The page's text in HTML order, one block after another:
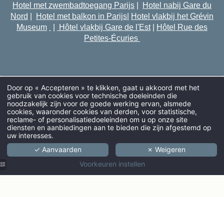
Hotel met zwembadtoegang Parijs
Hotel nabij Gare du
Nord
Hotel met balkon in Parijs Hotel vlakbij het Grévin
Museum
Hôtel vlakbij Gare de l'Est|
Hôtel Rue des
Petites-Écuries
AANKOMST
VOLWASSENEN
Door op « Accepteren » te klikken, gaat u akkoord met het
gebruik van cookies voor technische doeleinden die
noodzakelijk zijn voor de goede werking ervan, alsmede
cookies, waaronder cookies van derden, voor statistische,
reclame- of personalisatiedoeleinden om u op onze site
diensten en aanbiedingen aan te bieden die zijn afgestemd op
uw interesses.
✓ Aanvaarden
✗ Weigeren
Voorkeuren instellen